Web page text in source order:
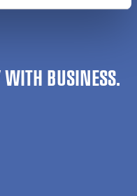
BUSINESS.